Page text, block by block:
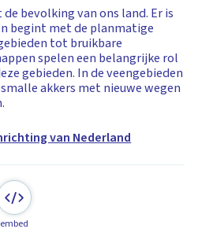
bevolking van ons land. Er is
begint met de planmatige
tot bruikbare
spelen een belangrijke rol
gebieden. In de veengebieden
akkers met nieuwe wegen
van Nederland
embed